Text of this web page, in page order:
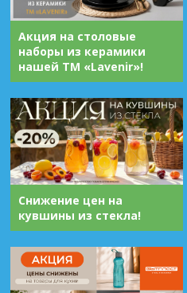
Акция на столовые
наборы из керамики
нашей ТМ «Lavenir»!
Снижение цен на
кувшины из стекла!